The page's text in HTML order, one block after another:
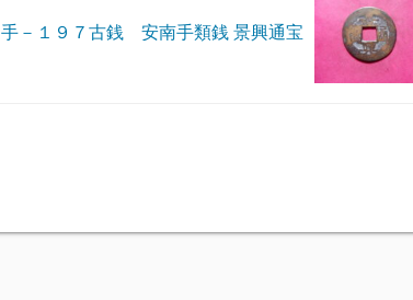
手－１９７古銭 安南手類銭 景興通宝